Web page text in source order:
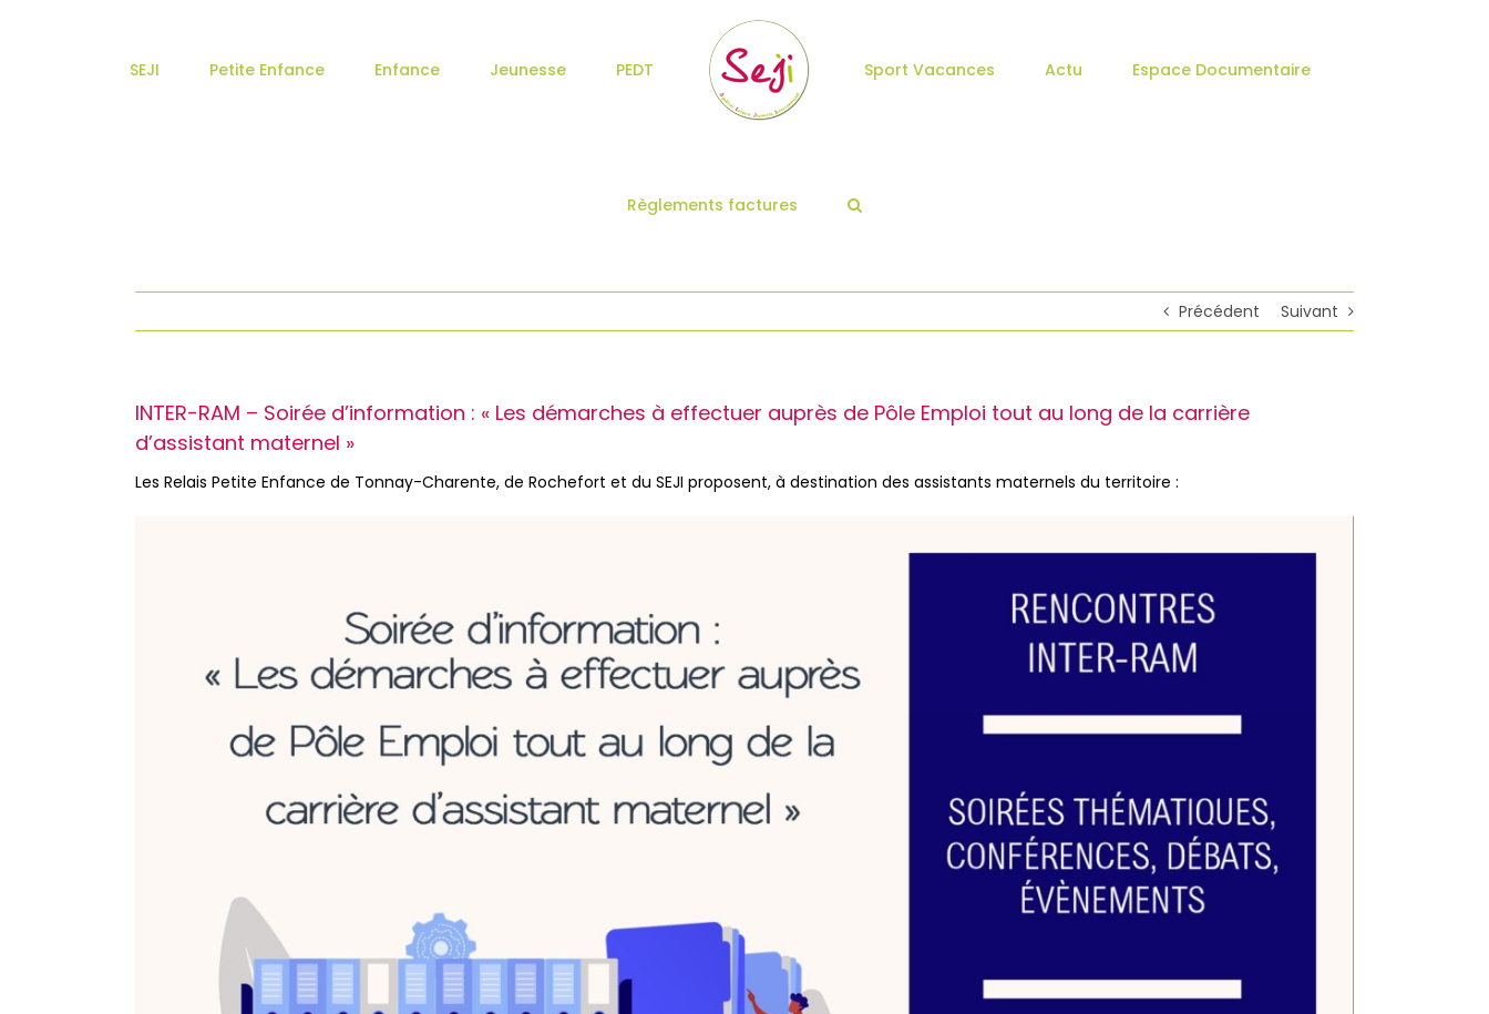
SEJI Petite Enfance Enfance Jeunesse PEDT Sport Vacances Actu Espace Documentaire
Règlements factures
Précédent Suivant
INTER-RAM – Soirée d’information : « Les démarches à effectuer auprès de Pôle Emploi tout au long de la carrière
d’assistant maternel »
Les Relais Petite Enfance de Tonnay-Charente, de Rochefort et du SEJI proposent, à destination des assistants maternels du territoire :